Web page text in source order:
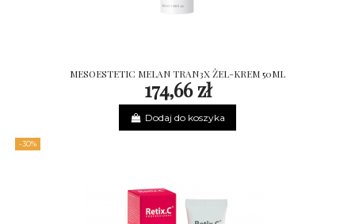
MESOESTETIC MELAN TRAN3X ŻEL-KREM 50ML
174,66 zł
Dodaj do koszyka
-30%